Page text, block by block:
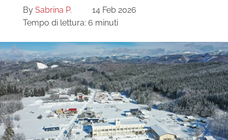
By Sabrina P.
14 Feb 2026
Tempo di lettura: 6 minuti